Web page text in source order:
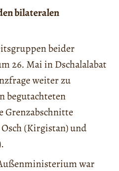
bilateralen
beider
26. Mai in Dschalalabat
weiter zu
begutachteten
Grenzabschnitte
(Kirgistan) und
war